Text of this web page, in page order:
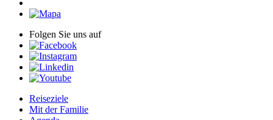
Folgen Sie uns auf
Reiseziele
Mit der Familie